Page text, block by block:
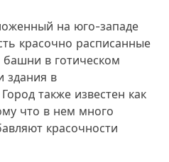
на юго-западе
красочно расписанные
башни в готическом
здания в
также известен как
что в нем много
красочности